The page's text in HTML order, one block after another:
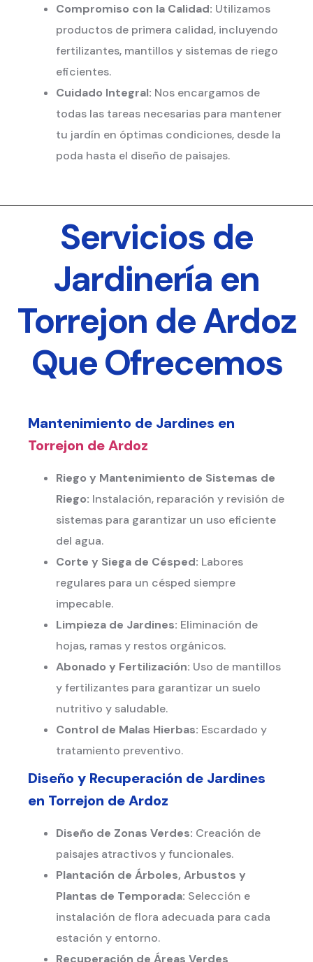
Compromiso con la Calidad: Utilizamos
productos de primera calidad, incluyendo
fertilizantes, mantillos y sistemas de riego
eficientes.
Cuidado Integral: Nos encargamos de
todas las tareas necesarias para mantener
tu jardín en óptimas condiciones, desde la
poda hasta el diseño de paisajes.
Servicios de
Jardinería en
Torrejon de Ardoz
Que Ofrecemos
Mantenimiento de Jardines en
Torrejon de Ardoz
Riego y Mantenimiento de Sistemas de
Riego: Instalación, reparación y revisión de
sistemas para garantizar un uso eficiente
del agua.
Corte y Siega de Césped: Labores
regulares para un césped siempre
impecable.
Limpieza de Jardines: Eliminación de
hojas, ramas y restos orgánicos.
Abonado y Fertilización: Uso de mantillos
y fertilizantes para garantizar un suelo
nutritivo y saludable.
Control de Malas Hierbas: Escardado y
tratamiento preventivo.
Diseño y Recuperación de Jardines
en Torrejon de Ardoz
Diseño de Zonas Verdes: Creación de
paisajes atractivos y funcionales.
Plantación de Árboles, Arbustos y
Plantas de Temporada: Selección e
instalación de flora adecuada para cada
estación y entorno.
Recuperación de Áreas Verdes